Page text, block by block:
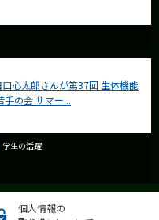
心太郎さんが第37回 生体機能
手の会 サマー...
学生の活躍
個人情報の